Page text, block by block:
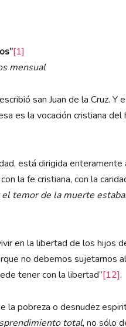
[1]
mensual
san Juan de la Cruz.
es la vocación cristiana del
está dirigida
la fe cristiana, con la
temor de la muerte
en la libertad de los hijos
no debemos sujetarnos
tener con la libertad”[12].
la pobreza o desnudez
total, no sólo